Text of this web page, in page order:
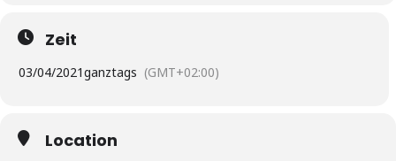
Zeit
03/04/2021ganztags (GMT+02:00)
Location